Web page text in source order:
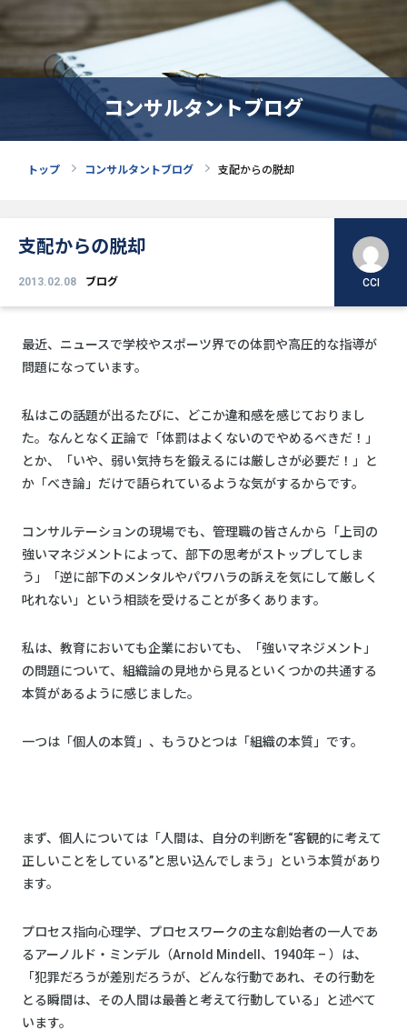
コンサルタントブログ
トップ コンサルタントブログ 支配からの脱却
支配からの脱却
2013.02.08 ブログ CCI
最近、ニュースで学校やスポーツ界での体罰や高圧的な指導が
問題になっています。
私はこの話題が出るたびに、どこか違和感を感じておりまし
た。なんとなく正論で「体罰はよくないのでやめるべきだ！」
とか、「いや、弱い気持ちを鍛えるには厳しさが必要だ！」と
か「べき論」だけで語られているような気がするからです。
コンサルテーションの現場でも、管理職の皆さんから「上司の
強いマネジメントによって、部下の思考がストップしてしま
う」「逆に部下のメンタルやパワハラの訴えを気にして厳しく
叱れない」という相談を受けることが多くあります。
私は、教育においても企業においても、「強いマネジメント」
の問題について、組織論の見地から見るといくつかの共通する
本質があるように感じました。
一つは「個人の本質」、もうひとつは「組織の本質」です。
まず、個人については「人間は、自分の判断を“客観的に考えて
正しいことをしている”と思い込んでしまう」という本質があり
ます。
プロセス指向心理学、プロセスワークの主な創始者の一人であ
るアーノルド・ミンデル（Arnold Mindell、1940年 – ）は、
「犯罪だろうが差別だろうが、どんな行動であれ、その行動を
とる瞬間は、その人間は最善と考えて行動している」と述べて
います。